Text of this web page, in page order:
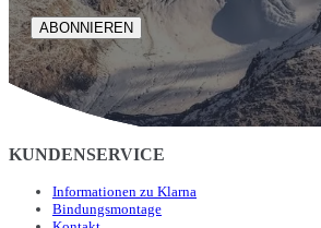
ABONNIEREN
KUNDENSERVICE
Informationen zu Klarna
Bindungsmontage